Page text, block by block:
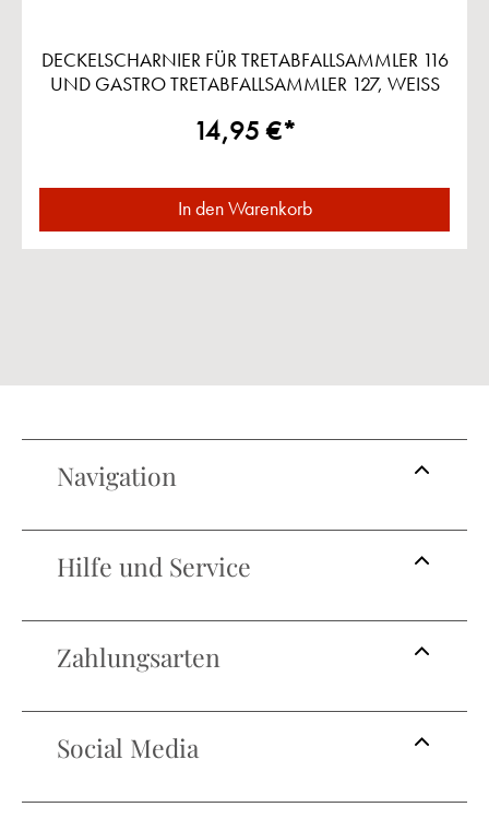
DECKELSCHARNIER FÜR TRETABFALLSAMMLER 116
UND GASTRO TRETABFALLSAMMLER 127, WEISS
14,95 €*
In den Warenkorb
Navigation
Hilfe und Service
Zahlungsarten
Social Media